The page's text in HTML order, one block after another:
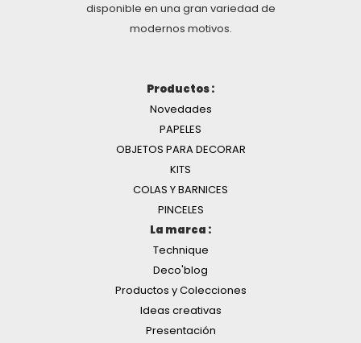
disponible en una gran variedad de
modernos motivos.
Productos :
Novedades
PAPELES
OBJETOS PARA DECORAR
KITS
COLAS Y BARNICES
PINCELES
La marca :
Technique
Deco'blog
Productos y Colecciones
Ideas creativas
Presentación